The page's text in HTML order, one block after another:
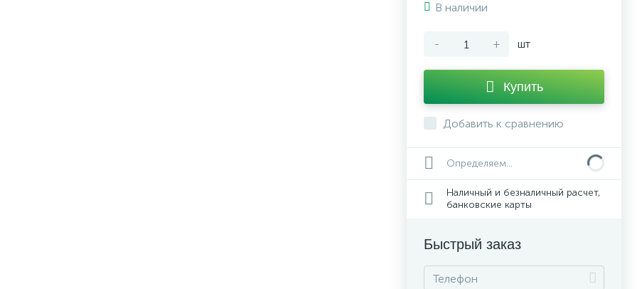
В наличии
- + шт
Купить
Добавить к сравнению
Определяем...
Наличный и безналичный расчет,
банковские карты
Быстрый заказ